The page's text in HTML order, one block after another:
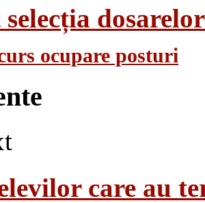
ocupare posturi
care au